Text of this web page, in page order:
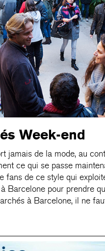
Week-end
jamais de la mode, au
ce qui se passe
fans de ce style qui
Barcelone pour prendre
à Barcelone, il ne